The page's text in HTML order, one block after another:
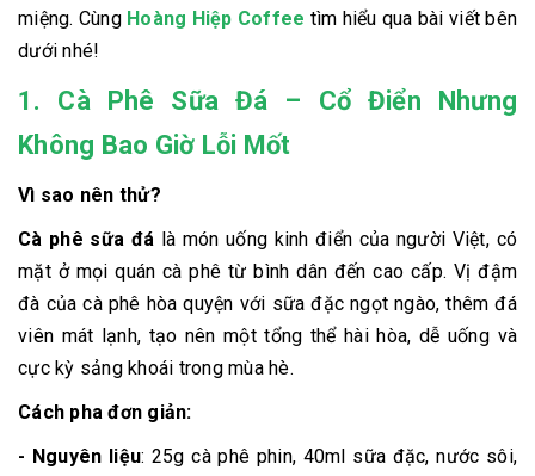
miệng. Cùng Hoàng Hiệp Coffee tìm hiểu qua bài viết bên
dưới nhé!
1. Cà Phê Sữa Đá – Cổ Điển Nhưng
Không Bao Giờ Lỗi Mốt
Vì sao nên thử?
Cà phê sữa đá là món uống kinh điển của người Việt, có
mặt ở mọi quán cà phê từ bình dân đến cao cấp. Vị đậm
đà của cà phê hòa quyện với sữa đặc ngọt ngào, thêm đá
viên mát lạnh, tạo nên một tổng thể hài hòa, dễ uống và
cực kỳ sảng khoái trong mùa hè.
Cách pha đơn giản:
- Nguyên liệu: 25g cà phê phin, 40ml sữa đặc, nước sôi,